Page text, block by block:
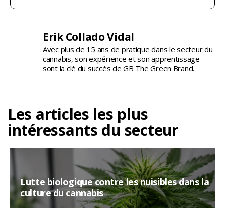
Erik Collado Vidal
Avec plus de 15 ans de pratique dans le secteur du
cannabis, son expérience et son apprentissage
sont la clé du succès de GB The Green Brand.
Les articles les plus
intéressants du secteur
Lutte biologique contre les nuisibles dans la
culture du cannabis